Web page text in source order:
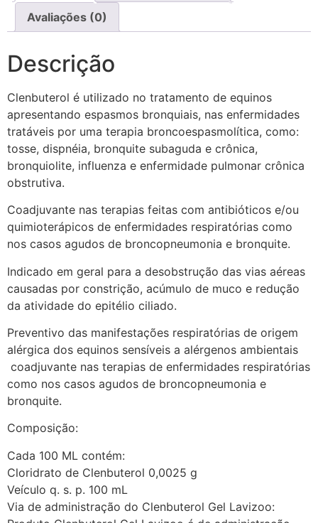
Avaliações (0)
Descrição
Clenbuterol é utilizado no tratamento de equinos
apresentando espasmos bronquiais, nas enfermidades
tratáveis por uma terapia broncoespasmolítica, como:
tosse, dispnéia, bronquite subaguda e crônica,
bronquiolite, influenza e enfermidade pulmonar crônica
obstrutiva.
Coadjuvante nas terapias feitas com antibióticos e/ou
quimioterápicos de enfermidades respiratórias como
nos casos agudos de broncopneumonia e bronquite.
Indicado em geral para a desobstrução das vias aéreas
causadas por constrição, acúmulo de muco e redução
da atividade do epitélio ciliado.
Preventivo das manifestações respiratórias de origem
alérgica dos equinos sensíveis a alérgenos ambientais
coadjuvante nas terapias de enfermidades respiratórias
como nos casos agudos de broncopneumonia e
bronquite.
Composição:
Cada 100 ML contém:
Cloridrato de Clenbuterol 0,0025 g
Veículo q. s. p. 100 mL
Via de administração do Clenbuterol Gel Lavizoo: